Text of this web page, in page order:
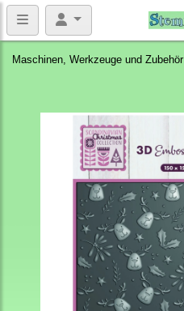
Maschinen, Werkzeuge und Zubehör